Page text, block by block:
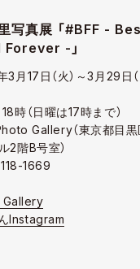
写真展 「#BFF -
-」
月17日（火）～3月29日（
時（日曜は17時まで）
Gallery（東京都目
2階B号室）
1669
Instagram